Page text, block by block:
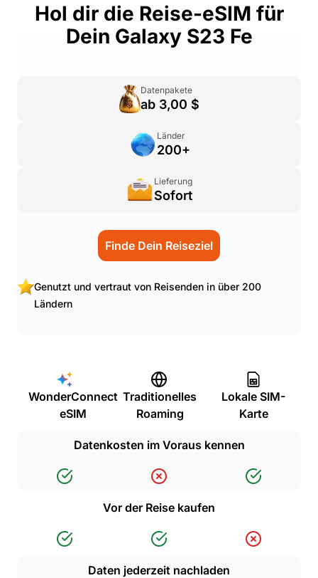
Hol dir die Reise-eSIM für
Dein Galaxy S23 Fe
Datenpakete
ab 3,00 $
Länder
200+
Lieferung
Sofort
Finde Dein Reiseziel
Genutzt und vertraut von Reisenden in über 200
Ländern
WonderConnect
eSIM
Traditionelles
Roaming
Lokale SIM-
Karte
Datenkosten im Voraus kennen
Vor der Reise kaufen
Daten jederzeit nachladen